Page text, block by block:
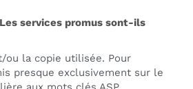
services promus sont-ils
ou la copie utilisée. Pour
presque exclusivement sur le